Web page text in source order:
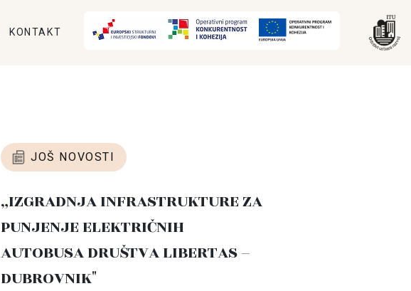
KONTAKT
JOŠ NOVOSTI
„IZGRADNJA INFRASTRUKTURE ZA
PUNJENJE ELEKTRIČNIH
AUTOBUSA DRUŠTVA LIBERTAS –
DUBROVNIK"